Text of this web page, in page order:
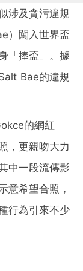
涉及貪污違規
）闖入世界盃
「捧盃」。據
Bae的違規
的網紅
，更親吻大力
中一段流傳影
意希望合照，
行為引來不少